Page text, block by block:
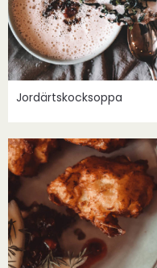
Jordärtskocksoppa